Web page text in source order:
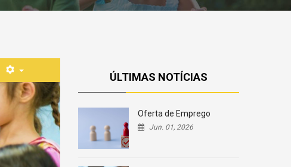
ÚLTIMAS NOTÍCIAS
Oferta de Emprego
Jun. 01, 2026